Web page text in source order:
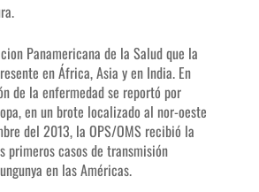
Panamericana de la Salud que la
en África, Asia y en India. En
de la enfermedad se reportó por
en un brote localizado al nor-oeste
del 2013, la OPS/OMS recibió la
primeros casos de transmisión
en las Américas.